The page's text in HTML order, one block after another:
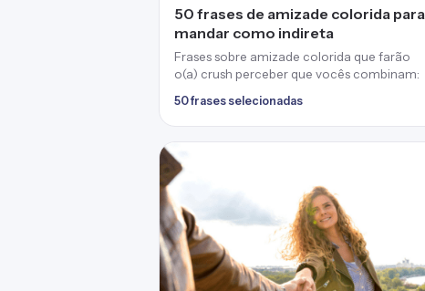
50 frases de amizade colorida para
mandar como indireta
Frases sobre amizade colorida que farão
o(a) crush perceber que vocês combinam:
50 frases selecionadas